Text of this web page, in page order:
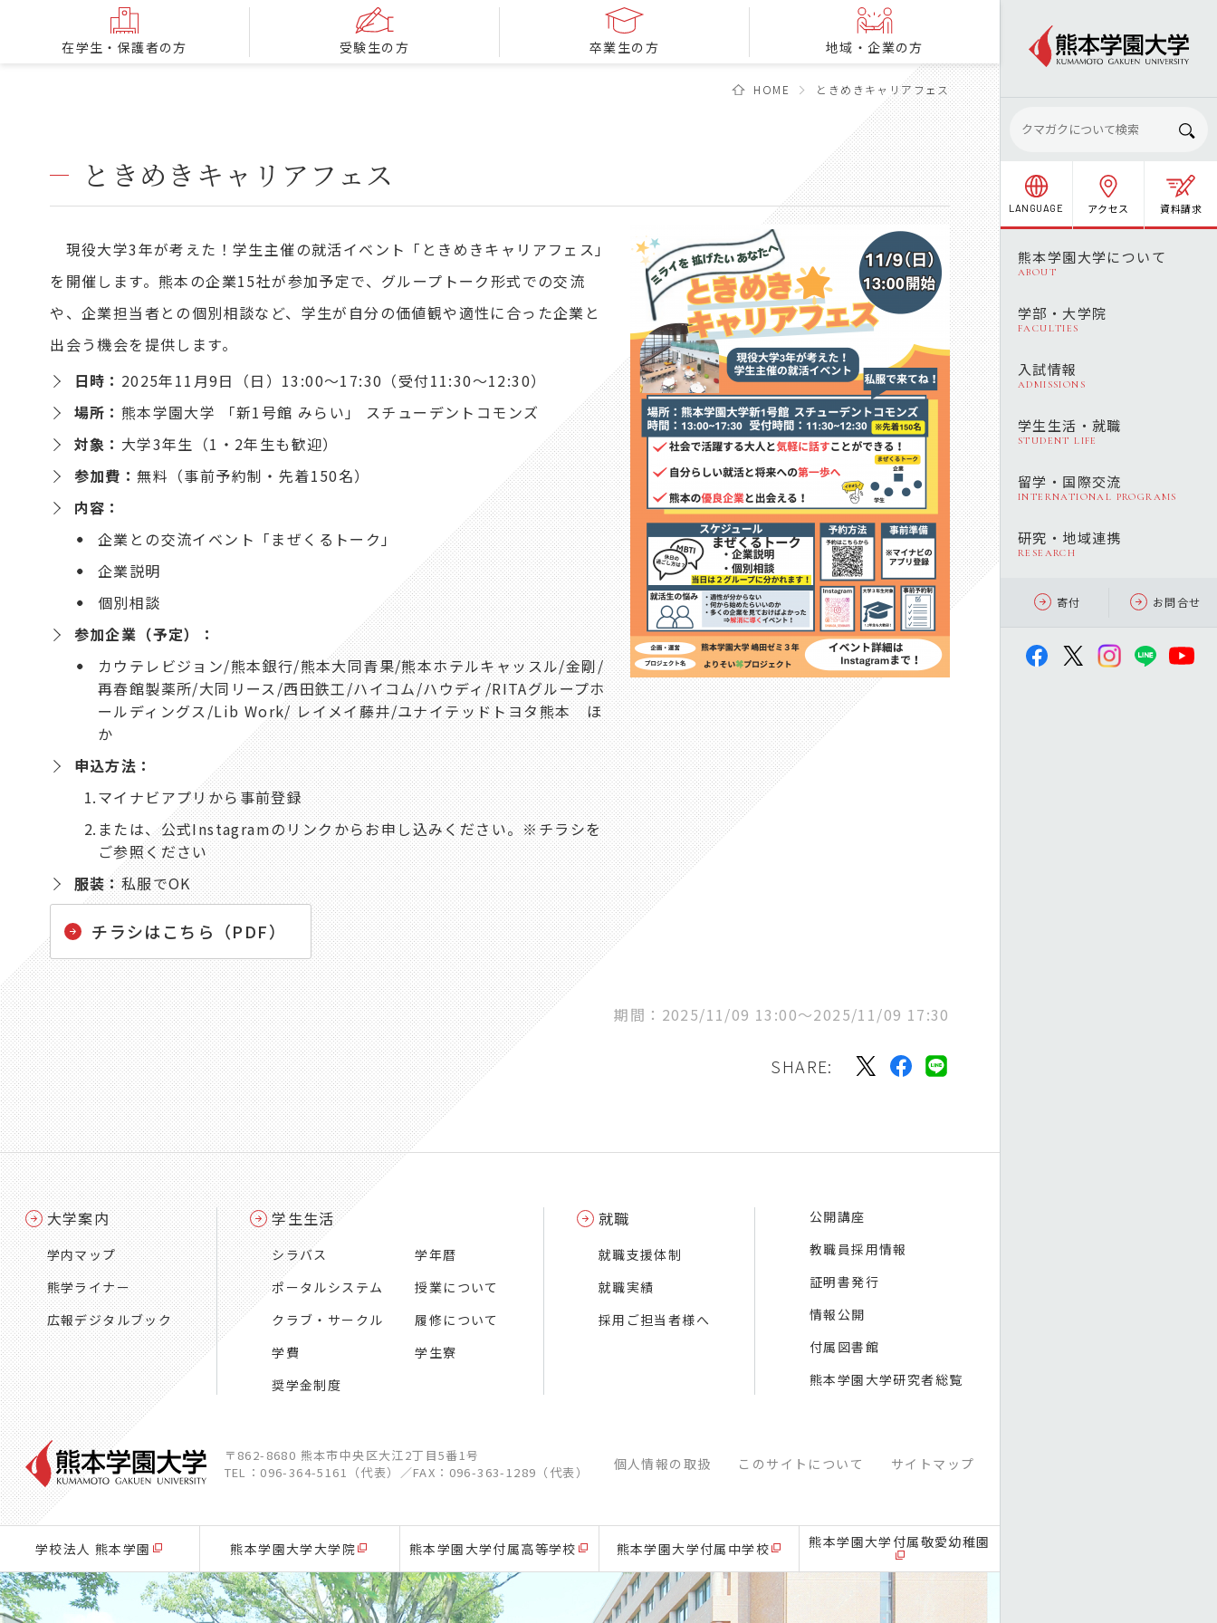
在学生・保護者の方 受験生の方 卒業生の方 地域・企業の方
LANGUAGE アクセス 資料請求
熊本学園大学について
ABOUT
学部・大学院
FACULTIES
入試情報
ADMISSIONS
学生生活・就職
STUDENT LIFE
留学・国際交流
INTERNATIONAL PROGRAMS
研究・地域連携
RESEARCH
寄付 お問合せ
HOME ときめきキャリアフェス
ときめきキャリアフェス
現役大学3年が考えた！学生主催の就活イベント「ときめきキャリアフェス」
を開催します。熊本の企業15社が参加予定で、グループトーク形式での交流
や、企業担当者との個別相談など、学生が自分の価値観や適性に合った企業と
出会う機会を提供します。
日時： 2025年11月9日（日）13:00～17:30（受付11:30～12:30）
場所： 熊本学園大学 「新1号館 みらい」 スチューデントコモンズ
対象： 大学3年生（1・2年生も歓迎）
参加費：無料（事前予約制・先着150名）
内容：
企業との交流イベント「まぜくるトーク」
企業説明
個別相談
参加企業（予定）：
カウテレビジョン/熊本銀行/熊本大同青果/熊本ホテルキャッスル/金剛/
再春館製薬所/大同リース/西田鉄工/ハイコム/ハウディ/RITAグループホ
ールディングス/Lib Work/ レイメイ藤井/ユナイテッドトヨタ熊本 ほ
か
申込方法：
マイナビアプリから事前登録
または、公式Instagramのリンクからお申し込みください。※チラシを
ご参照ください
服装：私服でOK
チラシはこちら（PDF）
期間：2025/11/09 13:00〜2025/11/09 17:30
SHARE:
大学案内
学内マップ
熊学ライナー
広報デジタルブック
学生生活
シラバス
ポータルシステム
クラブ・サークル
学費
奨学金制度
学年暦
授業について
履修について
学生寮
就職
就職支援体制
就職実績
採用ご担当者様へ
公開講座
教職員採用情報
証明書発行
情報公開
付属図書館
熊本学園大学研究者総覧
〒862-8680 熊本市中央区大江2丁目5番1号
TEL：096-364-5161（代表） ／FAX：096-363-1289（代表） 個人情報の取扱 このサイトについて サイトマップ
学校法人 熊本学園 熊本学園大学大学院 熊本学園大学付属高等学校 熊本学園大学付属中学校 熊本学園大学付属敬愛幼稚園